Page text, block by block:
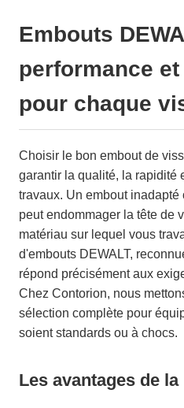
Embouts
performance
pour chaque
Choisir le bon embout de
garantir la qualité, la rapidité
travaux. Un embout
peut endommager la tête de
matériau sur lequel vous
d'embouts DEWALT,
répond précisément aux
Chez Contorion, nous
sélection complète pour
soient standards ou à chocs.
Les avantages de